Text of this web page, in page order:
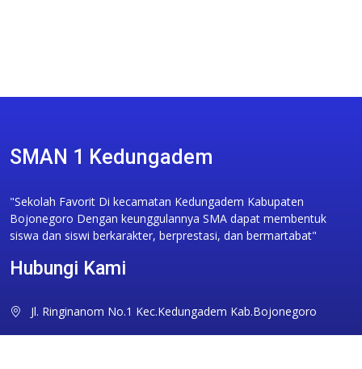
SMAN 1 Kedungadem
"Sekolah Favorit Di kecamatan Kedungadem Kabupaten
Bojonegoro Dengan keunggulannya SMA dapat membentuk
siswa dan siswi berkarakter, berprestasi, dan bermartabat"
Hubungi Kami
Jl. Ringinanom No.1 Kec.Kedungadem Kab.Bojonegoro